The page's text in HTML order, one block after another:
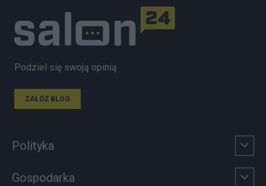
Podziel się swoją opinią
ZAŁÓŻ BLOG
Polityka
Gospodarka